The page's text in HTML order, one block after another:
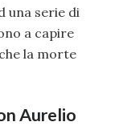
una serie di
a capire
la morte
Aurelio